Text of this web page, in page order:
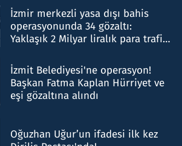
İzmir merkezli yasa dışı bahis
operasyonunda 34 gözaltı:
Yaklaşık 2 Milyar liralık para trafiği
İzmit Belediyesi'ne operasyon!
Başkan Fatma Kaplan Hürriyet ve
eşi gözaltına alındı
Oğuzhan Uğur’un ifadesi ilk kez